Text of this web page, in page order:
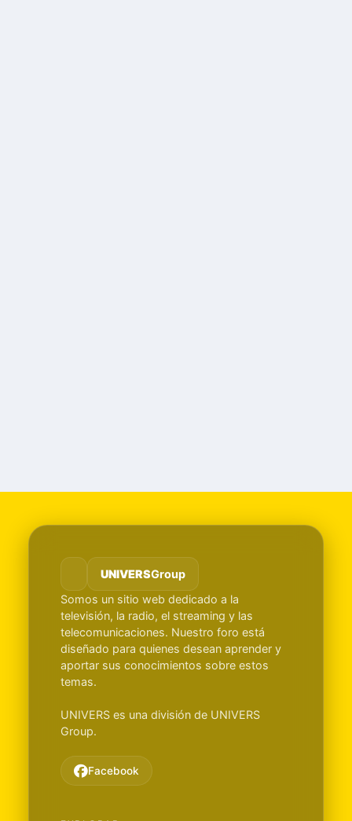
UNIVERSGroup
Somos un sitio web dedicado a la
televisión, la radio, el streaming y las
telecomunicaciones. Nuestro foro está
diseñado para quienes desean aprender y
aportar sus conocimientos sobre estos
temas.
UNIVERS es una división de UNIVERS
Group.
Facebook